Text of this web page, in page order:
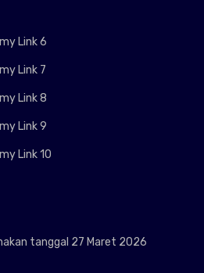
Link 6
Link 7
Link 8
Link 9
Link 10
tanggal 27 Maret 2026